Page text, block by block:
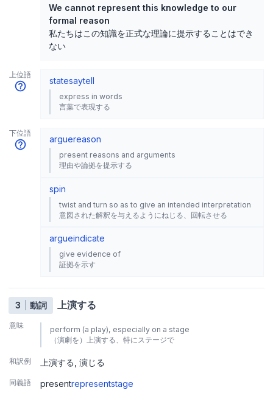
We cannot represent this knowledge to our
formal reason
私たちはこの知識を正式な理論に提示することはでき
ない
上位語
statesaytell
express in words
言葉で表現する
下位語
arguereason
present reasons and arguments
理由や論拠を提示する
spin
twist and turn so as to give an intended interpretation
意図された解釈を与えるようにねじる、回転させる
argueindicate
give evidence of
証拠を示す
3 動詞 上演する
意味
perform (a play), especially on a stage
（演劇を）上演する、特にステージで
和訳例 上演する 演じる
同義語 presentrepresentstage